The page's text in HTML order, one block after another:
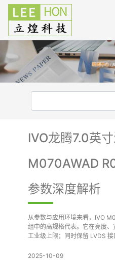
IVO龙腾7.0英
M070AWAD
参数深度解析
从参数与应用环境来看，IVO
组中的高规格代表。它在亮度
工业级上限；同时保留 LVDS
2025-10-09